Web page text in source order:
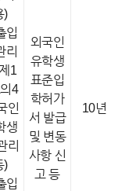
)
입
리
1
4
인
생
리
)
입
외국인
유학생
표준입
학허가
서 발급
및 변동
사항 신
고 등
10년